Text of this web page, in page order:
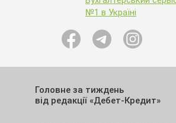
Головне за тиждень
від редакції «Дебет-Кредит»